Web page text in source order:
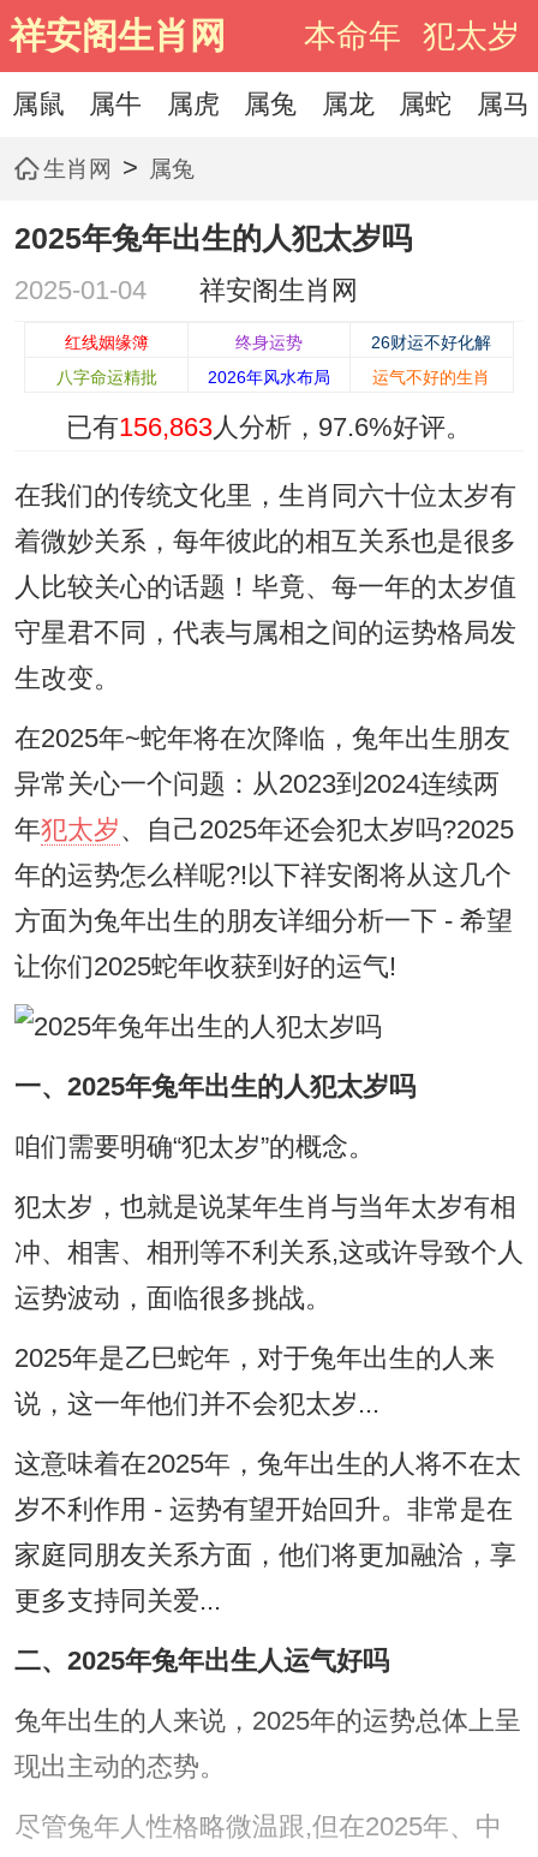
祥安阁生肖网 本命年 犯太岁
属鼠 属牛 属虎 属兔 属龙 属蛇 属马
生肖网 > 属兔
2025年兔年出生的人犯太岁吗
2025-01-04 祥安阁生肖网
红线姻缘簿 终身运势
26财运不好化解
八字命运精批
2026年风水布局 运气不好的生肖
已有156,863人分析， 97.6%好评。
在我们的传统文化里，生肖同六十位太岁有
着微妙关系，每年彼此的相互关系也是很多
人比较关心的话题！毕竟、每一年的太岁值
守星君不同，代表与属相之间的运势格局发
生改变。
在2025年~蛇年将在次降临，兔年出生朋友
异常关心一个问题：从2023到2024连续两
年犯太岁、自己2025年还会犯太岁吗?2025
年的运势怎么样呢?!以下祥安阁将从这几个
方面为兔年出生的朋友详细分析一下 - 希望
让你们2025蛇年收获到好的运气!
一、2025年兔年出生的人犯太岁吗
咱们需要明确“犯太岁”的概念。
犯太岁，也就是说某年生肖与当年太岁有相
冲、相害、相刑等不利关系,这或许导致个人
运势波动，面临很多挑战。
2025年是乙巳蛇年，对于兔年出生的人来
说，这一年他们并不会犯太岁...
这意味着在2025年，兔年出生的人将不在太
岁不利作用 - 运势有望开始回升。非常是在
家庭同朋友关系方面，他们将更加融洽，享
更多支持同关爱...
二、2025年兔年出生人运气好吗
兔年出生的人来说，2025年的运势总体上呈
现出主动的态势。
尽管兔年人性格略微温跟,但在2025年、中